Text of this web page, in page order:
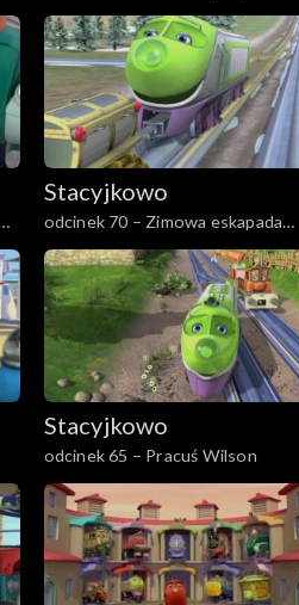
usterek
Stacyjkowo
odcinek 70 – Zimowa eskapada
Wilsona
Stacyjkowo
odcinek 65 – Pracuś Wilson